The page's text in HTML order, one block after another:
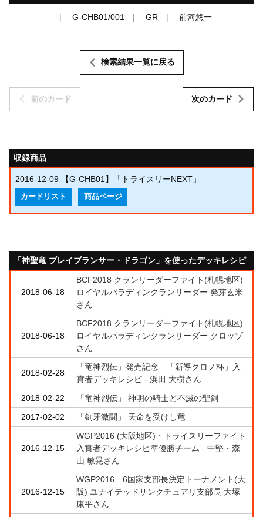
G-CHB01/001 GR 前河悠一
前のカード
検索結果一覧に戻る
次のカード
収録商品
2016-12-09 【G-CHB01】「トライスリーNEXT」
カードリスト 商品ページ
「神聖竜 ブレイブランサー・ドラゴン」を使ったデッキレシピ
2018-06-18
BCF2018 クランリーダーファイト(札幌地区)
ロイヤルパラディンクランリーダー 発芽玄米
さん
2018-06-18
BCF2018 クランリーダーファイト(札幌地区)
ロイヤルパラディンクランリーダー クロッゾ
さん
2018-02-28
「竜神烈伝」発売記念 「新導クロノ杯」入
賞者デッキレシピ - 浜田 大樹さん
2018-02-22
「竜神烈伝」 神明の騎士と不滅の聖剣
2017-02-02
「剣牙激闘」 天命を受けし竜
2016-12-15
WGP2016 (大阪地区)・トライスリーファイト
入賞者デッキレシピ準優勝チーム - 中堅・森
山 敏晃さん
2016-12-15
WGP2016 6国家支部長決定トーナメント(大
阪) ユナイテッドサンクチュアリ支部長 大塚
康平さん